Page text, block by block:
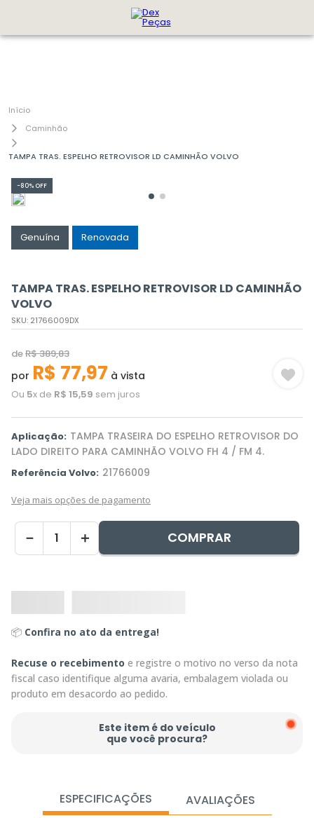
Caminhão
TAMPA TRAS. ESPELHO RETROVISOR LD CAMINHÃO VOLVO
-80% OFF
Genuína Renovada
TAMPA TRAS. ESPELHO RETROVISOR LD CAMINHÃO
VOLVO
SKU: 21766009DX
deR$389,83
por R$ 77,97 à vista
Ou 5x de R$ 15,59 sem juros
Aplicação: TAMPA TRASEIRA DO ESPELHO RETROVISOR DO
LADO DIREITO PARA CAMINHÃO VOLVO FH 4 / FM 4.
Referência Volvo: 21766009
Veja mais opções de pagamento
＋
－ COMPRAR
📦 Confira no ato da entrega!
Recuse o recebimento e registre o motivo no verso da nota
fiscal caso identifique alguma avaria, embalagem violada ou
produto em desacordo ao pedido.
Este item é do veículo
que você procura?
ESPECIFICAÇÕES AVALIAÇÕES